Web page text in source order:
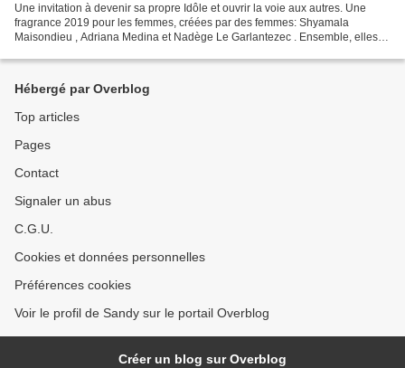
Une invitation à devenir sa propre Idôle et ouvrir la voie aux autres. Une
fragrance 2019 pour les femmes, créées par des femmes: Shyamala
Maisondieu , Adriana Medina et Nadège Le Garlantezec . Ensemble, elles
Hébergé par Overblog
Top articles
Pages
Contact
Signaler un abus
C.G.U.
Cookies et données personnelles
Préférences cookies
Voir le profil de Sandy sur le portail Overblog
Créer un blog sur Overblog